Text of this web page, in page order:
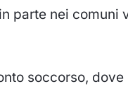
parte nei comuni
soccorso,